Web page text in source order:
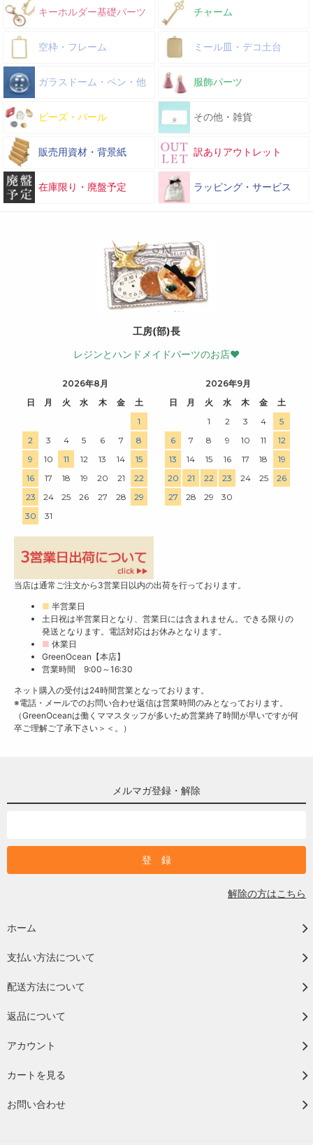
キーホルダー基礎パーツ チャーム
空枠・フレーム ミール皿・デコ土台
ガラスドーム・ペン・他 服飾パーツ
ビーズ・パール その他・雑貨
販売用資材・背景紙 訳ありアウトレット
在庫限り・廃盤予定 ラッピング・サービス
工房(部)長
レジンとハンドメイドパーツのお店♥
2026年8月
日
月 火 水 木 金
土
1
2
3 4 5 6 7
8
9
10 11 12 13 14
15
16
17 18 19 20 21
22
23
24 25 26 27 28
29
30
31
2026年9月
日
月 火 水 木 金
土
1
2 3 4
5
6
7 8 9 10 11
12
13
14 15 16 17 18
19
20
21 22 23 24 25
26
27
28 29 30
当店は通常ご注文から3営業日以内の出荷を行っております。
■ 半営業日
土日祝は半営業日となり、営業日には含まれません。できる限りの
発送となります。電話対応はお休みとなります。
■ 休業日
GreenOcean【本店】
営業時間 9:00～16:30
ネット購入の受付は24時間営業となっております。
※電話・メールでのお問い合わせ返信は営業時間のみとなっております。
（GreenOceanは働くママスタッフが多いため営業終了時間が早いですが何
卒ご理解ご了承下さい＞＜。）
メルマガ登録・解除
解除の方はこちら
ホーム
支払い方法について
配送方法について
返品について
アカウント
カートを見る
お問い合わせ